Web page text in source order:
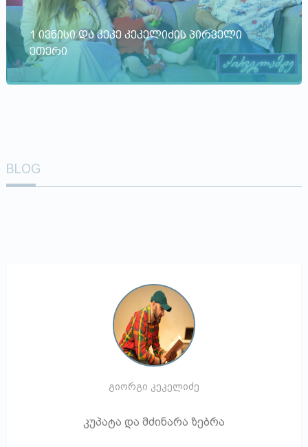
1 ივნისი და კეკე კეკელიძის პირველი
ეთერი
BLOG
გიორგი კეკელიძე
კუპატა და მძინარა ზებრა